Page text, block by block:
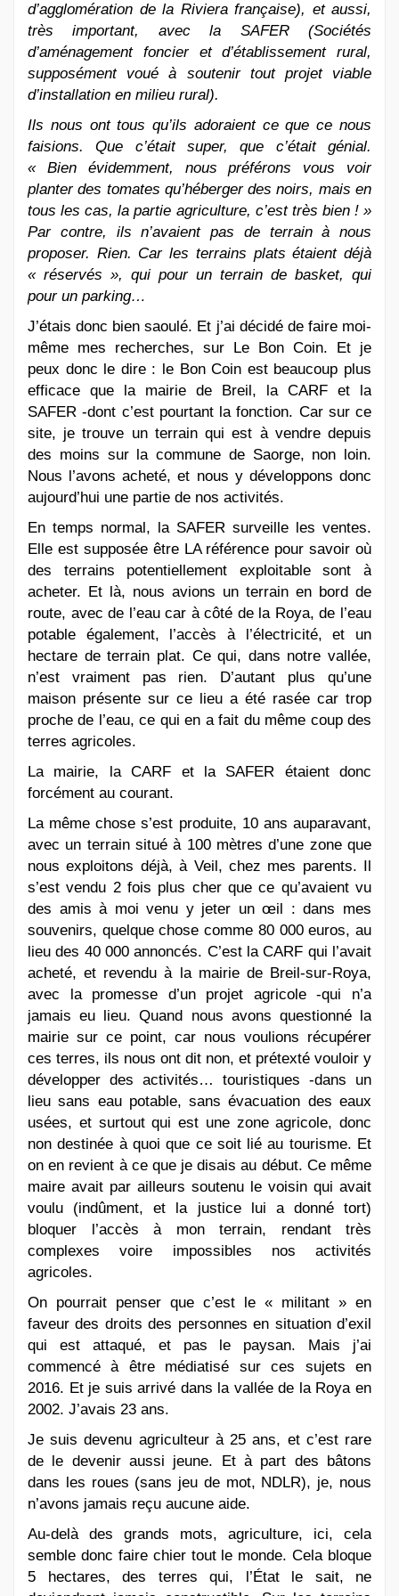
d’agglomération de la Riviera française), et aussi,
très important, avec la SAFER (Sociétés
d’aménagement foncier et d’établissement rural,
supposément voué à soutenir tout projet viable
d’installation en milieu rural).
Ils nous ont tous qu’ils adoraient ce que ce nous
faisions. Que c’était super, que c’était génial.
« Bien évidemment, nous préférons vous voir
planter des tomates qu’héberger des noirs, mais en
tous les cas, la partie agriculture, c’est très bien ! »
Par contre, ils n’avaient pas de terrain à nous
proposer. Rien. Car les terrains plats étaient déjà
« réservés », qui pour un terrain de basket, qui
pour un parking…
J’étais donc bien saoulé. Et j’ai décidé de faire moi-
même mes recherches, sur Le Bon Coin. Et je
peux donc le dire : le Bon Coin est beaucoup plus
efficace que la mairie de Breil, la CARF et la
SAFER -dont c’est pourtant la fonction. Car sur ce
site, je trouve un terrain qui est à vendre depuis
des moins sur la commune de Saorge, non loin.
Nous l’avons acheté, et nous y développons donc
aujourd’hui une partie de nos activités.
En temps normal, la SAFER surveille les ventes.
Elle est supposée être LA référence pour savoir où
des terrains potentiellement exploitable sont à
acheter. Et là, nous avions un terrain en bord de
route, avec de l’eau car à côté de la Roya, de l’eau
potable également, l’accès à l’électricité, et un
hectare de terrain plat. Ce qui, dans notre vallée,
n’est vraiment pas rien. D’autant plus qu’une
maison présente sur ce lieu a été rasée car trop
proche de l’eau, ce qui en a fait du même coup des
terres agricoles.
La mairie, la CARF et la SAFER étaient donc
forcément au courant.
La même chose s’est produite, 10 ans auparavant,
avec un terrain situé à 100 mètres d’une zone que
nous exploitons déjà, à Veil, chez mes parents. Il
s’est vendu 2 fois plus cher que ce qu’avaient vu
des amis à moi venu y jeter un œil : dans mes
souvenirs, quelque chose comme 80 000 euros, au
lieu des 40 000 annoncés. C’est la CARF qui l’avait
acheté, et revendu à la mairie de Breil-sur-Roya,
avec la promesse d’un projet agricole -qui n’a
jamais eu lieu. Quand nous avons questionné la
mairie sur ce point, car nous voulions récupérer
ces terres, ils nous ont dit non, et prétexté vouloir y
développer des activités… touristiques -dans un
lieu sans eau potable, sans évacuation des eaux
usées, et surtout qui est une zone agricole, donc
non destinée à quoi que ce soit lié au tourisme. Et
on en revient à ce que je disais au début. Ce même
maire avait par ailleurs soutenu le voisin qui avait
voulu (indûment, et la justice lui a donné tort)
bloquer l’accès à mon terrain, rendant très
complexes voire impossibles nos activités
agricoles.
On pourrait penser que c’est le « militant » en
faveur des droits des personnes en situation d’exil
qui est attaqué, et pas le paysan. Mais j’ai
commencé à être médiatisé sur ces sujets en
2016. Et je suis arrivé dans la vallée de la Roya en
2002. J’avais 23 ans.
Je suis devenu agriculteur à 25 ans, et c’est rare
de le devenir aussi jeune. Et à part des bâtons
dans les roues (sans jeu de mot, NDLR), je, nous
n’avons jamais reçu aucune aide.
Au-delà des grands mots, agriculture, ici, cela
semble donc faire chier tout le monde. Cela bloque
5 hectares, des terres qui, l’État le sait, ne